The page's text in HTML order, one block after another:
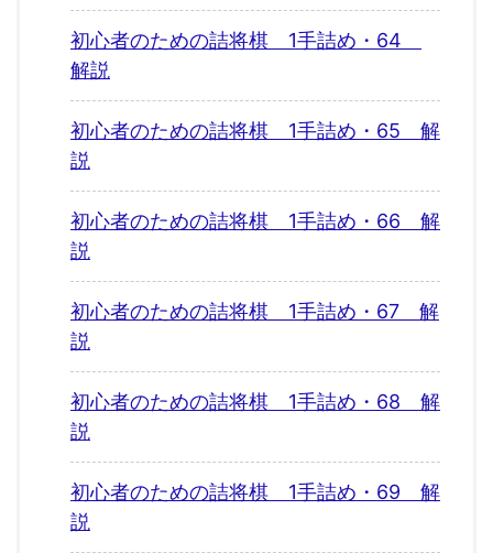
初心者のための詰将棋 1手詰め・64
解説
初心者のための詰将棋 1手詰め・65 解
説
初心者のための詰将棋 1手詰め・66 解
説
初心者のための詰将棋 1手詰め・67 解
説
初心者のための詰将棋 1手詰め・68 解
説
初心者のための詰将棋 1手詰め・69 解
説